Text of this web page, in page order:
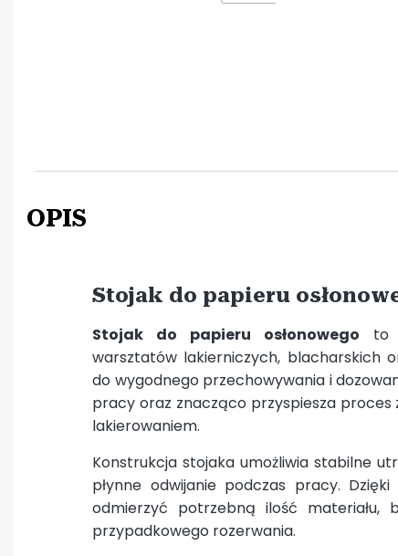
OPIS
Stojak do papieru
Stojak do papieru osłonowego to
warsztatów lakierniczych, blacharskich
do wygodnego przechowywania i
pracy oraz znacząco przyspiesza
lakierowaniem.
Konstrukcja stojaka umożliwia stabilne
płynne odwijanie podczas pracy.
odmierzyć potrzebną ilość materiału,
przypadkowego rozerwania.